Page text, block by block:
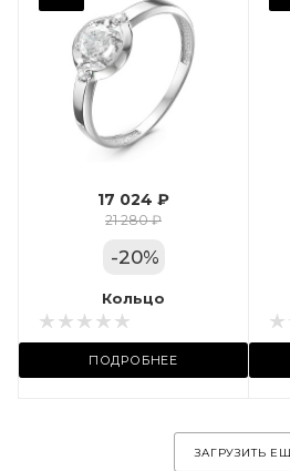
17 024 ₽
21 280 ₽
-20%
Кольцо
ПОДРОБНЕЕ
Вес драгметалла
Марка (бренд)
Дельта
Фианит
Цвет золота
КРАС
Местоположение:
ул. Пушкинская, 11А
ЗАГРУЗИТЬ